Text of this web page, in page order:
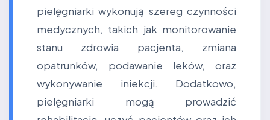
pielęgniarki wykonują szereg czynności
medycznych, takich jak monitorowanie
stanu zdrowia pacjenta, zmiana
opatrunków, podawanie leków, oraz
wykonywanie iniekcji. Dodatkowo,
pielęgniarki mogą prowadzić